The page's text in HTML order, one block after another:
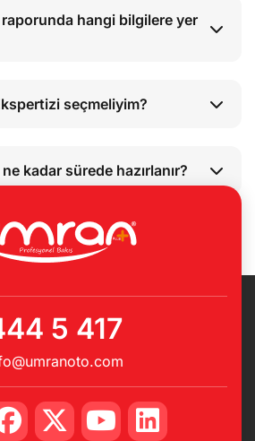
hangi bilgilere yer
seçmeliyim?
kadar sürede hazırlanır?
5 417